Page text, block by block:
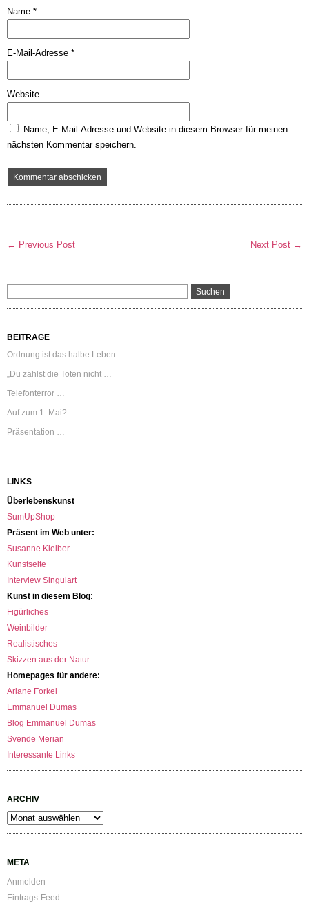
Name *
E-Mail-Adresse *
Website
Name, E-Mail-Adresse und Website in diesem Browser für meinen
nächsten Kommentar speichern.
← Previous Post Next Post →
BEITRÄGE
Ordnung ist das halbe Leben
„Du zählst die Toten nicht …
Telefonterror …
Auf zum 1. Mai?
Präsentation …
LINKS
Überlebenskunst
SumUpShop
Präsent im Web unter:
Susanne Kleiber
Kunstseite
Interview Singulart
Kunst in diesem Blog:
Figürliches
Weinbilder
Realistisches
Skizzen aus der Natur
Homepages für andere:
Ariane Forkel
Emmanuel Dumas
Blog Emmanuel Dumas
Svende Merian
Interessante Links
ARCHIV
Archiv
META
Anmelden
Eintrags-Feed